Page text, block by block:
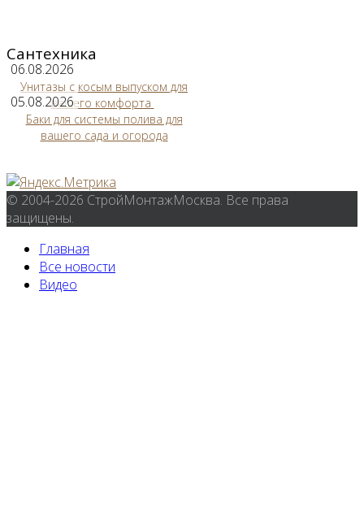
Сантехника
06.08.2026
Унитазы с косым выпуском для
вашего комфорта
05.08.2026
Баки для системы полива для
вашего сада и огорода
© 2004-2026 СтройМонтажМосква. Все права
защищены.
Главная
Все новости
Видео